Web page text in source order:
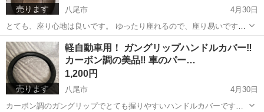
売ります 八尾市
4月30日
とても、座り心地は良いです。 ゆったり座れるので、座り易いです。
宜しくお願い致します。
大阪 八尾市 椅子
売ります
軽自動車用！ ガングリップハンドルカバー‼️
カーボン調の美品‼️ 車のパー…
1,200円
八尾市
4月30日
カーボン調のガングリップでとても握りやすいハンドルカバーです。